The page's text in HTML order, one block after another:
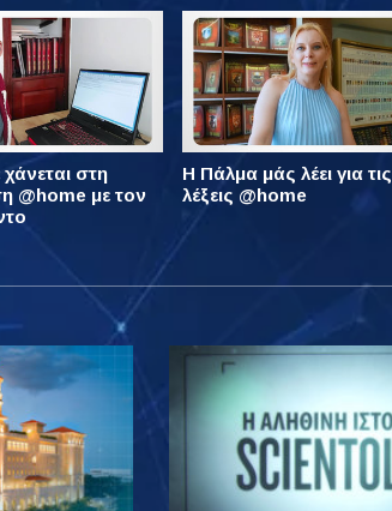
στη
@home με τον
Η Πάλμα μάς λέει για τις
λέξεις @home